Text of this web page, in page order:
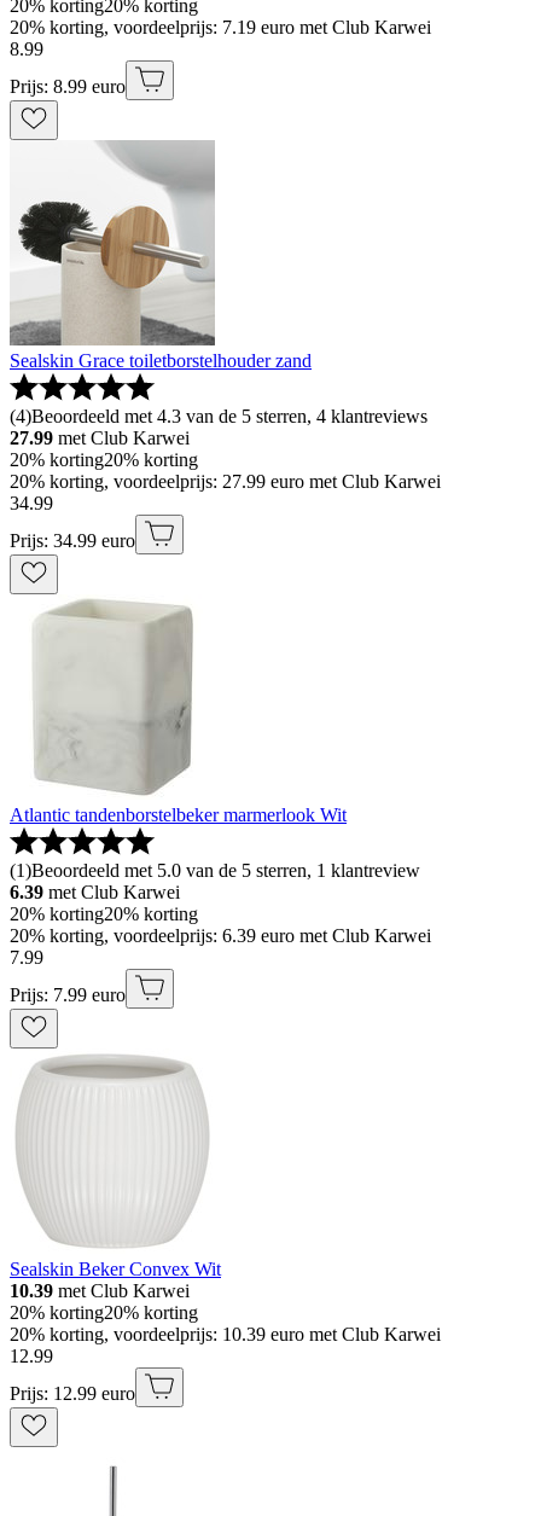
20% korting20% korting
20% korting, voordeelprijs: 7.19 euro met Club Karwei
8.99
Prijs: 8.99 euro
Sealskin Grace toiletborstelhouder zand
(4)Beoordeeld met 4.3 van de 5 sterren, 4 klantreviews
27.99 met Club Karwei
20% korting20% korting
20% korting, voordeelprijs: 27.99 euro met Club Karwei
34.99
Prijs: 34.99 euro
Atlantic tandenborstelbeker marmerlook Wit
(1)Beoordeeld met 5.0 van de 5 sterren, 1 klantreview
6.39 met Club Karwei
20% korting20% korting
20% korting, voordeelprijs: 6.39 euro met Club Karwei
7.99
Prijs: 7.99 euro
Sealskin Beker Convex Wit
10.39 met Club Karwei
20% korting20% korting
20% korting, voordeelprijs: 10.39 euro met Club Karwei
12.99
Prijs: 12.99 euro